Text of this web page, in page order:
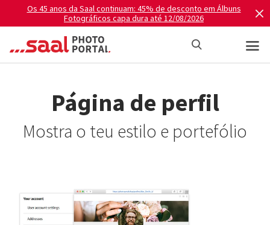
Os 45 anos da Saal continuam: 45% de desconto em Álbuns
Fotográficos capa dura até 12/08/2026
Página de perfil
Mostra o teu estilo e portefólio